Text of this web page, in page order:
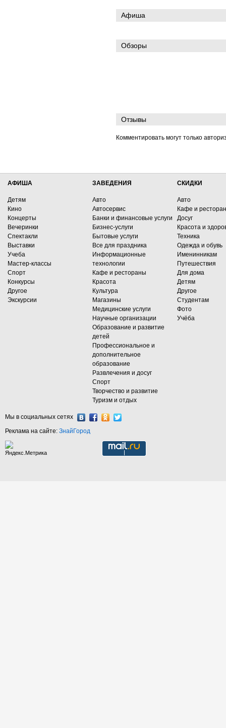
Афиша
Обзоры
Отзывы
Комментировать могут только
АФИША
Детям
Кино
Концерты
Вечеринки
Спектакли
Выставки
Учеба
Мастер-классы
Спорт
Конкурсы
Другое
Экскурсии
ЗАВЕДЕНИЯ
Авто
Автосервис
Банки и финансовые услуги
Бизнес-услуги
Бытовые услуги
Все для праздника
Информационные
технологии
Кафе и рестораны
Красота
Культура
Магазины
Медицинские услуги
Научные организации
Образование и развитие
детей
Профессиональное и
дополнительное
образование
Развлечения и досуг
Спорт
Творчество и развитие
Туризм и отдых
СКИДКИ
Авто
Кафе и
Досуг
Красота и
Техника
Одежда и обувь
Именинникам
Путешествия
Для дома
Детям
Другое
Студентам
Фото
Учёба
Мы в социальных сетях
Реклама на сайте: ЗнайГород